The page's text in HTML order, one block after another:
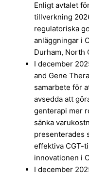
Enligt avtalet
tillverkning
regulatoriska
anläggningar i
Durham, North
I december
and Gene
samarbete för
avsedda att
genterapi mer
sänka
presenterades
effektiva CGT-
innovationen i
I december